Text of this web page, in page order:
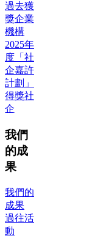
過去獲
獎企業
機構
2025年
度「社
企嘉許
計劃」
得獎社
企
我們
的成
果
我們的
成果
過往活
動